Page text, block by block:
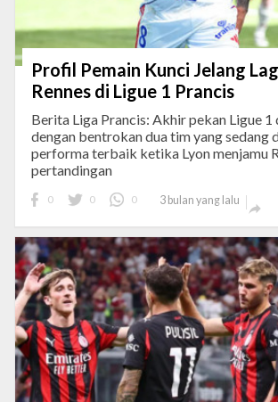
Profil Pemain Kunci Jelang
Rennes di Ligue 1 Prancis
Berita Liga Prancis: Akhir pekan Ligue 1
dengan bentrokan dua tim yang sedang
performa terbaik ketika Lyon menjamu
pertandingan
0 0 0 3 bulan yang lalu
